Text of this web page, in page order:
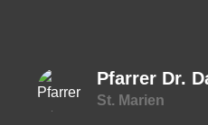
Pfarrer Dr.
St. Marien